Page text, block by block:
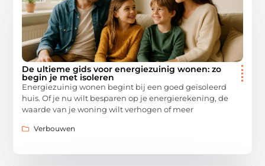
De ultieme gids voor energiezuinig wonen: zo
begin je met isoleren
Energiezuinig wonen begint bij een goed geïsoleerd
huis. Of je nu wilt besparen op je energierekening, de
waarde van je woning wilt verhogen of meer
Verbouwen